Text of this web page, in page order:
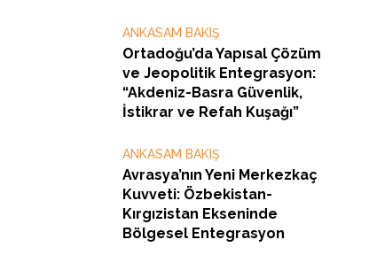
ANKASAM BAKIŞ
Ortadoğu’da Yapısal Çözüm
ve Jeopolitik Entegrasyon:
“Akdeniz-Basra Güvenlik,
İstikrar ve Refah Kuşağı”
ANKASAM BAKIŞ
Avrasya’nın Yeni Merkezkaç
Kuvveti: Özbekistan-
Kırgızistan Ekseninde
Bölgesel Entegrasyon